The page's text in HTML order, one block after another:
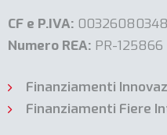
CF e P.IVA: 00326080348
Numero REA: PR-125866
Finanziamenti
Finanziamenti Fiere